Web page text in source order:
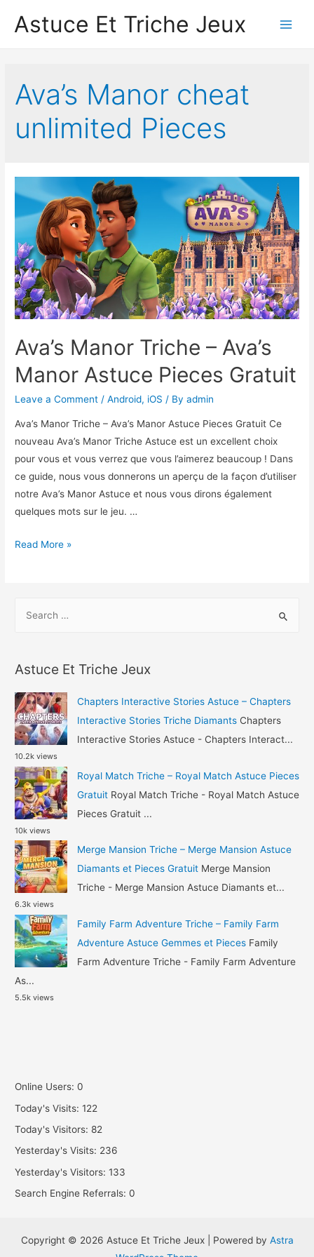
Astuce Et Triche Jeux
Ava’s Manor cheat
unlimited Pieces
Ava’s Manor Triche – Ava’s
Manor Astuce Pieces Gratuit
Leave a Comment /Android, iOS / Byadmin
Ava’s Manor Triche – Ava’s Manor Astuce Pieces Gratuit Ce
nouveau Ava’s Manor Triche Astuce est un excellent choix
pour vous et vous verrez que vous l’aimerez beaucoup ! Dans
ce guide, nous vous donnerons un aperçu de la façon d’utiliser
notre Ava’s Manor Astuce et nous vous dirons également
quelques mots sur le jeu. …
Ava’s
Ava’s
Pieces
Read More »
h
f
o
r
:
Astuce Et Triche Jeux
Chapters Interactive Stories Astuce – Chapters
Interactive Stories Triche Diamants Chapters
Interactive Stories Astuce - Chapters Interact...
10.2k views
Royal Match Triche – Royal Match Astuce Pieces
Gratuit Royal Match Triche - Royal Match Astuce
Pieces Gratuit ...
10k views
Merge Mansion Triche – Merge Mansion Astuce
Diamants et Pieces Gratuit Merge Mansion
Triche - Merge Mansion Astuce Diamants et...
6.3k views
Family Farm Adventure Triche – Family Farm
Adventure Astuce Gemmes et Pieces Family
Farm Adventure Triche - Family Farm Adventure
As...
5.5k views
Online Users:0
Today's Visits:122
Today's Visitors: 82
Yesterday's Visits: 236
Yesterday's Visitors:133
Search Engine Referrals:0
Copyright © 2026 Astuce Et Triche Jeux | Powered by Astra